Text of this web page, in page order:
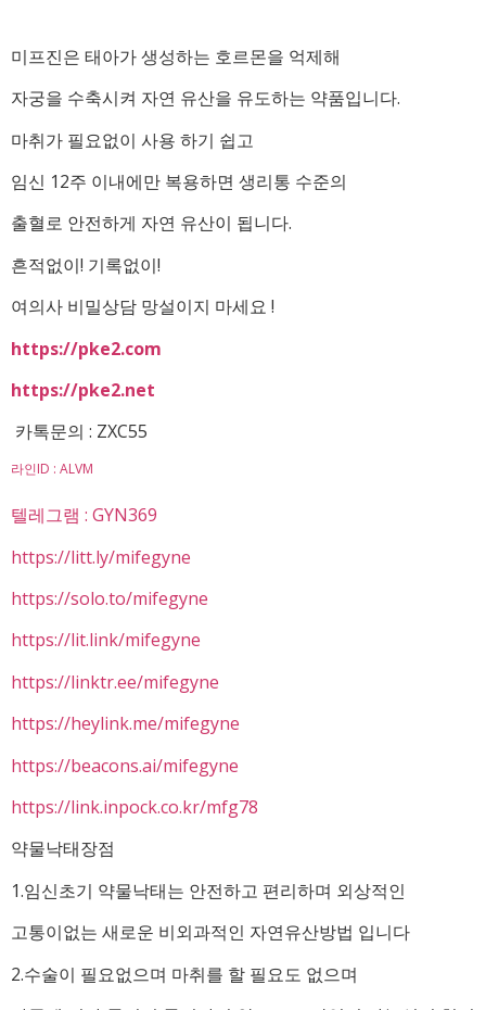
미프진은 태아가 생성하는 호르몬을 억제해
자궁을 수축시켜 자연 유산을 유도하는 약품입니다.
마취가 필요없이 사용 하기 쉽고
임신 12주 이내에만 복용하면 생리통 수준의
출혈로 안전하게 자연 유산이 됩니다.
흔적없이! 기록없이!
여의사 비밀상담 망설이지 마세요 !
https://pke2.com
https://pke2.net
카톡문의 : ZXC55
라인ID : ALVM
텔레그램 : GYN369
https://litt.ly/mifegyne
https://solo.to/mifegyne
https://lit.link/mifegyne
https://linktr.ee/mifegyne
https://heylink.me/mifegyne
https://beacons.ai/mifegyne
https://link.inpock.co.kr/mfg78
약물낙태장점
1.임신초기 약물낙태는 안전하고 편리하며 외상적인
고통이없는 새로운 비외과적인 자연유산방법 입니다
2.수술이 필요없으며 마취를 할 필요도 없으며